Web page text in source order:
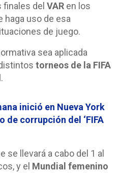
del VAR en los
haga uso de esa
de juego.
sea aplicada
torneos de la FIFA
inició en Nueva York
de corrupción del ‘FIFA
se llevará a cabo del 1 al
y el Mundial femenino